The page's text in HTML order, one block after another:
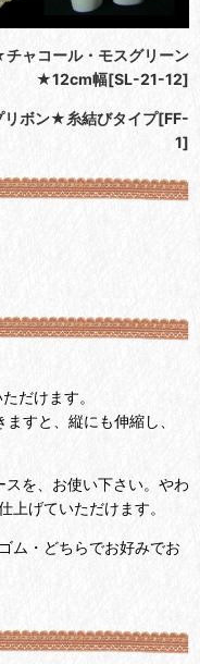
ャコール・モスグリーン
★12cm幅[SL-21-12]
ボン★糸結びタイプ[FF-
1]
だけます。
すと、縦にも伸縮し、
スを、お使い下さい。やわ
上げていただけます。
ム・どちらでお好みでお